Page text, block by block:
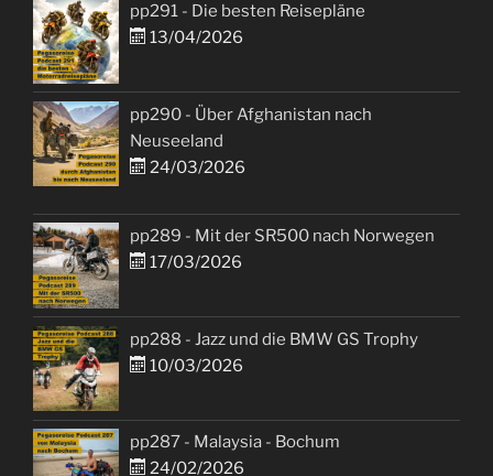
pp291 - Die besten Reisepläne
13/04/2026
pp290 - Über Afghanistan nach
Neuseeland
24/03/2026
pp289 - Mit der SR500 nach Norwegen
17/03/2026
pp288 - Jazz und die BMW GS Trophy
10/03/2026
pp287 - Malaysia - Bochum
24/02/2026